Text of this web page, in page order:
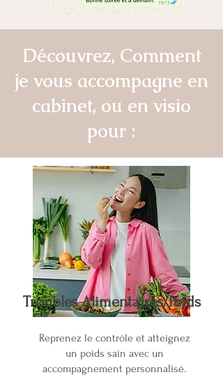
Découvrez, Comment
je vous accompagne en
cabinet, ou en visio
pour :
Troubles Alimentaires/Poids
Reprenez le contrôle et atteignez
un poids sain avec un
accompagnement personnalisé.